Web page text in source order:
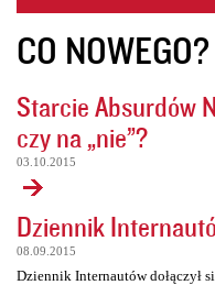
CO NOWEGO?
Starcie Absurdów
czy na „nie”?
03.10.2015
Dziennik
08.09.2015
Dziennik Internautów dołączył